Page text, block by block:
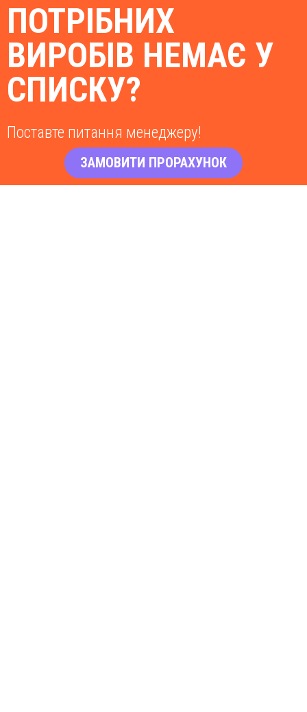
ПОТРІБНИХ
ВИРОБІВ НЕМАЄ У
СПИСКУ?
Поставте питання менеджеру!
ЗАМОВИТИ ПРОРАХУНОК